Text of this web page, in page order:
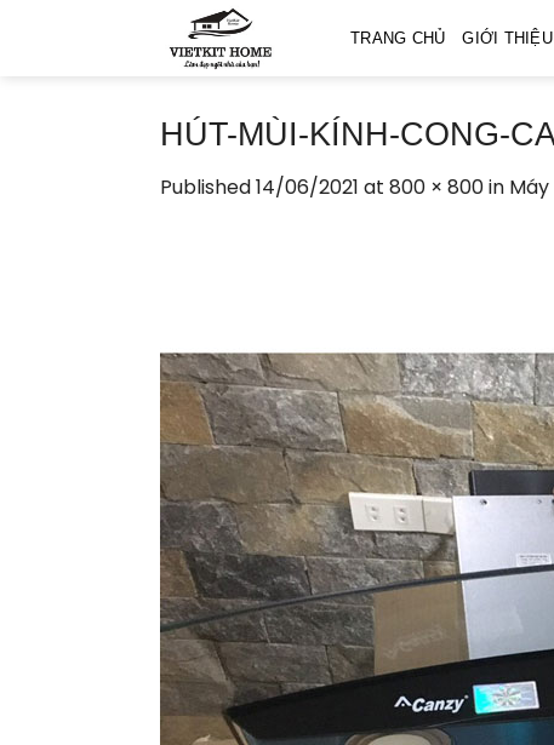
TRANG CHỦ GIỚI THIỆU
HÚT-MÙI-KÍNH-CONG-
Published14/06/2021 at 800 × 800in Máy